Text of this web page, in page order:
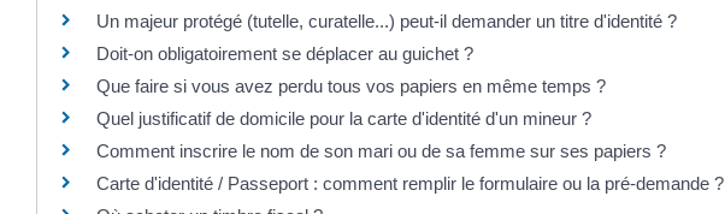
Un majeur protégé (tutelle, curatelle...) peut-il demander un titre d'identité ?
Doit-on obligatoirement se déplacer au guichet ?
Que faire si vous avez perdu tous vos papiers en même temps ?
Quel justificatif de domicile pour la carte d'identité d'un mineur ?
Comment inscrire le nom de son mari ou de sa femme sur ses papiers ?
Carte d'identité / Passeport : comment remplir le formulaire ou la pré-demande ?